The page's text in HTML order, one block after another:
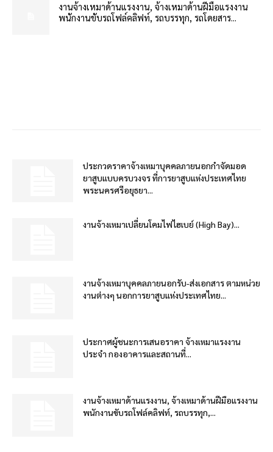
งานจ้างเหมาด้านแรงงาน, จ้างเหมาด้านฝีมือแรงงาน
พนักงานขับรถโฟล์คลิฟท์, รถบรรทุก, รถโดยสาร...
ประกวดราคาจ้างเหมาบุคคลภายนอกกำจัดมอด
ยาสูบแบบครบวงจร ที่การยาสูบแห่งประเทศไทย
พระนครศรีอยุธยา...
งานจ้างเหมาเปลี่ยนโคมไฟไฮเบย์ (High Bay)...
งานจ้างเหมาบุคคลภายนอกรับ-ส่งเอกสาร ตามหน่วย
งานต่างๆ นอกการยาสูบแห่งประเทศไทย...
ประกาศผู้ชนะการเสนอราคา จ้างเหมาแรงงาน
ประจำ กองอาคารและสถานที่...
งานจ้างเหมาด้านแรงงาน, จ้างเหมาด้านฝีมือแรงงาน
พนักงานขับรถโฟล์คลิฟท์, รถบรรทุก,...